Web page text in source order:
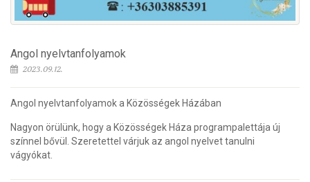
Angol nyelvtanfolyamok
2023.09.12.
Angol nyelvtanfolyamok a Közösségek Házában
Nagyon örülünk, hogy a Közösségek Háza programpalettája új
színnel bővül. Szeretettel várjuk az angol nyelvet tanulni
vágyókat.